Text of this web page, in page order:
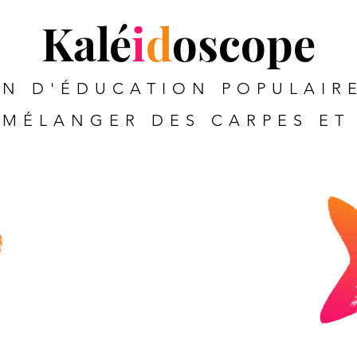
Kaléidoscope
D'ÉDUCATION
DES CARPES